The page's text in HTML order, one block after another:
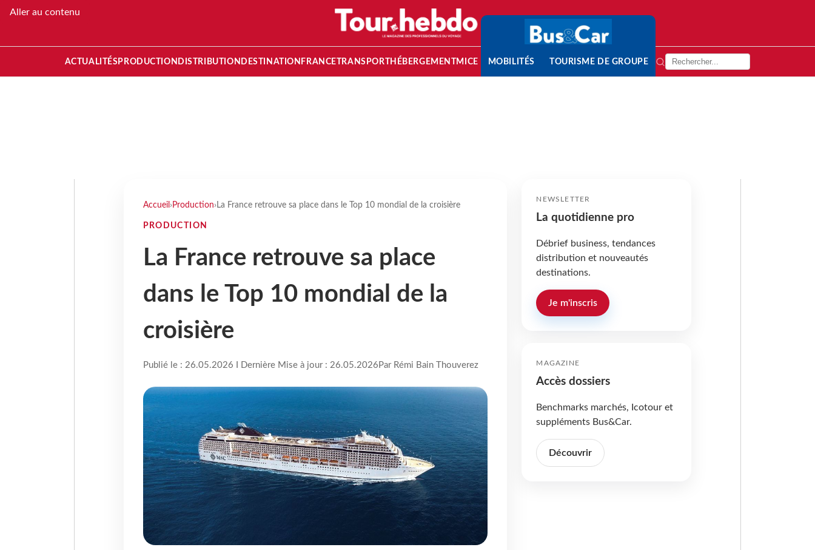
Aller au contenu
ACTUALITÉS PRODUCTION DISTRIBUTION DESTINATION FRANCETRANSPORT HÉBERGEMENTMICE MOBILITÉS TOURISME DE GROUPE
Accueil › Production› La France retrouve sa place dans le Top 10 mondial de la croisière
PRODUCTION
La France retrouve sa place
dans le Top 10 mondial de la
croisière
Publié le : 26.05.2026 I Dernière Mise à jour : 26.05.2026 Par Rémi Bain Thouverez
NEWSLETTER
La quotidienne pro
Débrief business, tendances
distribution et nouveautés
destinations.
Je m'inscris
MAGAZINE
Accès dossiers
Benchmarks marchés, Icotour et
suppléments Bus&Car.
Découvrir